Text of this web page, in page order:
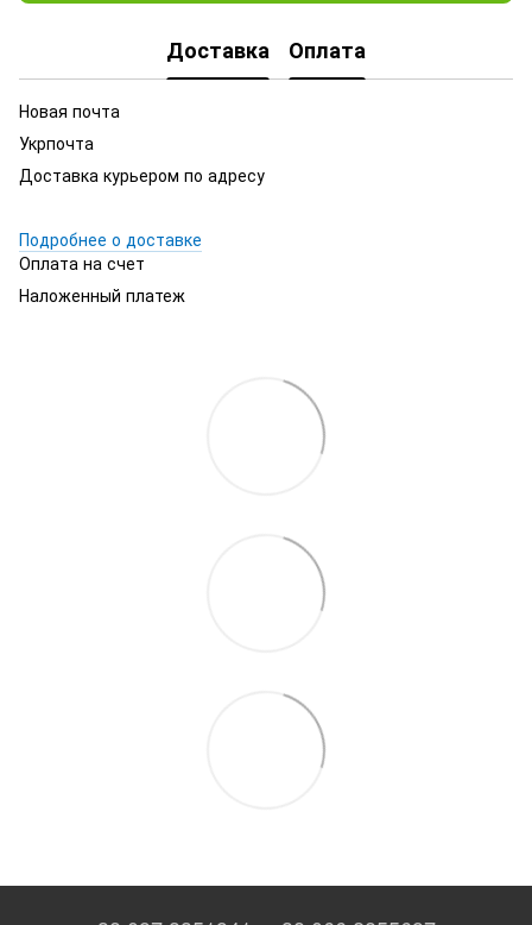
Доставка Оплата
Новая почта
Укрпочта
Доставка курьером по адресу
Подробнее о доставке
Оплата на счет
Наложенный платеж